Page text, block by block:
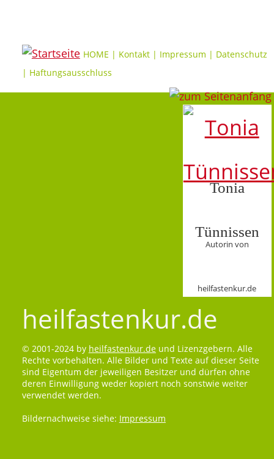
HOME | Kontakt| Impressum | Datenschutz
| Haftungsausschluss
Tonia
Tünnissen
Autorin von
heilfastenkur.de
heilfastenkur.de
© 2001-2024 by heilfastenkur.deund Lizenzgebern. Alle
Rechte vorbehalten. Alle Bilder und Texte auf dieser Seite
sind Eigentum der jeweiligen Besitzer und dürfen ohne
deren Einwilligung weder kopiert noch sonstwie weiter
verwendet werden.
Bildernachweise siehe: Impressum